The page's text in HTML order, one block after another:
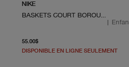
NIKE
BASKETS COURT BOROUGH LOW RECRAFT
|
55.00$
DISPONIBLE EN LIGNE SEULEMENT